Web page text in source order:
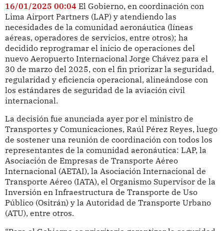
16/01/2025 00:04 El Gobierno, en coordinación con
Lima Airport Partners (LAP) y atendiendo las
necesidades de la comunidad aeronáutica (líneas
aéreas, operadores de servicios, entre otros); ha
decidido reprogramar el inicio de operaciones del
nuevo Aeropuerto Internacional Jorge Chávez para el
30 de marzo del 2025, con el fin priorizar la seguridad,
regularidad y eficiencia operacional, alineándose con
los estándares de seguridad de la aviación civil
internacional.
La decisión fue anunciada ayer por el ministro de
Transportes y Comunicaciones, Raúl Pérez Reyes, luego
de sostener una reunión de coordinación con todos los
representantes de la comunidad aeronáutica: LAP, la
Asociación de Empresas de Transporte Aéreo
Internacional (AETAI), la Asociación Internacional de
Transporte Aéreo (IATA), el Organismo Supervisor de la
Inversión en Infraestructura de Transporte de Uso
Público (Ositrán) y la Autoridad de Transporte Urbano
(ATU), entre otros.